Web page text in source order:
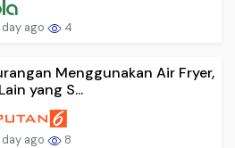
day ago 4
Menggunakan Air Fryer,
yang S...
day ago 8